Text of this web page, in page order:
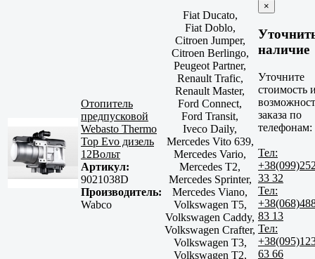
Отопитель
предпусковой
Webasto Thermo
Top Evo дизель
12Вольт
Артикул:
9021038D
Производитель:
Wabco
Fiat Ducato,
Fiat Doblo,
Citroen Jumper,
Citroen Berlingo,
Peugeot Partner,
Renault Trafic,
Renault Master,
Ford Connect,
Ford Transit,
Iveco Daily,
Mercedes Vito 639,
Mercedes Vario,
Mercedes T2,
Mercedes Sprinter,
Mercedes Viano,
Volkswagen T5,
Volkswagen Caddy,
Volkswagen Crafter,
Volkswagen T3,
Volkswagen T2,
×
наличие
Уточните
стоимость
заказа по
телефонам:
Тел:
33 32
Тел:
83 13
Тел:
63 66